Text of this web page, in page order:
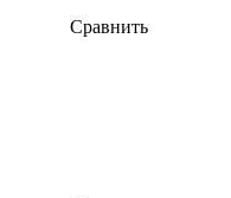
Сравнить